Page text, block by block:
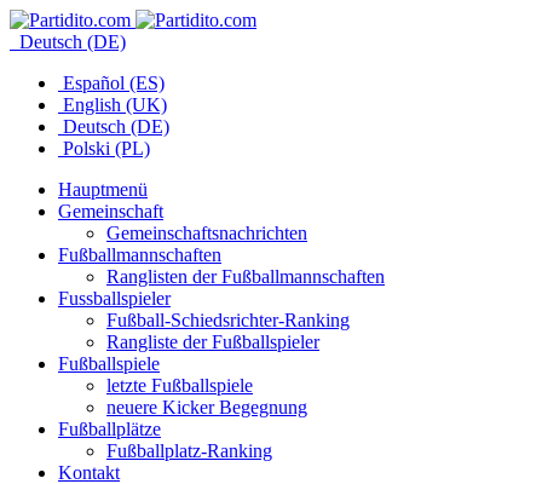
Deutsch (DE)
Español (ES)
English (UK)
Deutsch (DE)
Polski (PL)
Hauptmenü
Gemeinschaft
Gemeinschaftsnachrichten
Fußballmannschaften
Ranglisten der Fußballmannschaften
Fussballspieler
Fußball-Schiedsrichter-Ranking
Rangliste der Fußballspieler
Fußballspiele
letzte Fußballspiele
neuere Kicker Begegnung
Fußballplätze
Fußballplatz-Ranking
Kontakt